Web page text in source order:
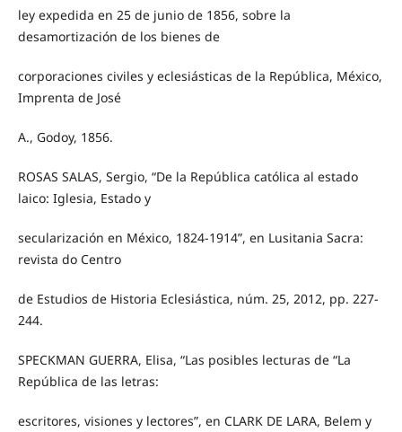
ley expedida en 25 de junio de 1856, sobre la
desamortización de los bienes de
corporaciones civiles y eclesiásticas de la República, México,
Imprenta de José
A., Godoy, 1856.
ROSAS SALAS, Sergio, “De la República católica al estado
laico: Iglesia, Estado y
secularización en México, 1824-1914”, en Lusitania Sacra:
revista do Centro
de Estudios de Historia Eclesiástica, núm. 25, 2012, pp. 227-
244.
SPECKMAN GUERRA, Elisa, “Las posibles lecturas de “La
República de las letras:
escritores, visiones y lectores”, en CLARK DE LARA, Belem y